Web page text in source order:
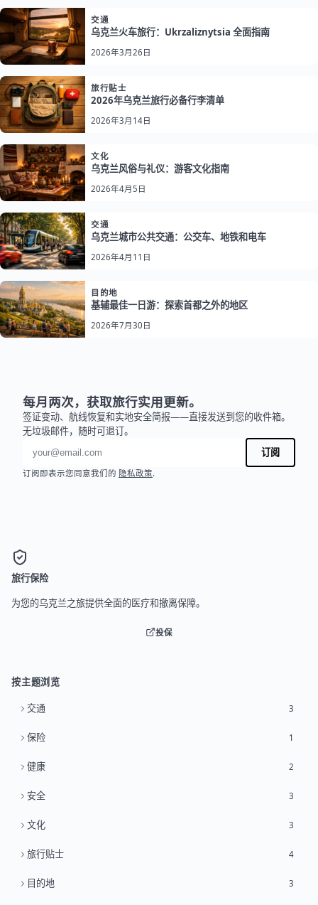
交通
乌克兰火车旅行：Ukrzaliznytsia 全面指南
2026年3月26日
旅行贴士
2026年乌克兰旅行必备行李清单
2026年3月14日
文化
乌克兰风俗与礼仪：游客文化指南
2026年4月5日
交通
乌克兰城市公共交通：公交车、地铁和电车
2026年4月11日
目的地
基辅最佳一日游：探索首都之外的地区
2026年7月30日
每月两次，获取旅行实用更新。
签证变动、航线恢复和实地安全简报——直接发送到您的收件箱。
无垃圾邮件，随时可退订。
电子邮件地址
订阅
订阅即表示您同意我们的 隐私政策.
旅行保险
为您的乌克兰之旅提供全面的医疗和撤离保障。
投保
按主题浏览
交通 3
保险 1
健康 2
安全 3
文化 3
旅行贴士 4
目的地 3